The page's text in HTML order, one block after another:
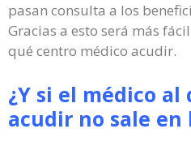
pasan consulta a los
Gracias a esto será más
qué centro médico acudir.
¿Y si el médico
acudir no sale en